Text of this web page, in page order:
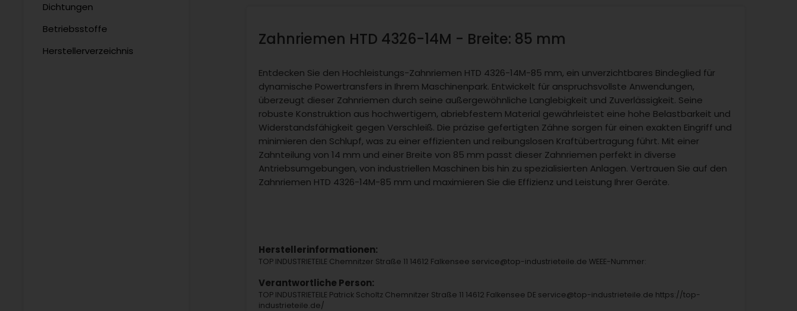
Dichtungen
Betriebsstoffe
Herstellerverzeichnis
Zahnriemen HTD 4326-14M - Breite: 85 mm
Entdecken Sie den Hochleistungs-Zahnriemen HTD 4326-14M-85 mm, ein unverzichtbares Bindeglied für
dynamische Powertransfers in Ihrem Maschinenpark. Entwickelt für anspruchsvollste Anwendungen,
überzeugt dieser Zahnriemen durch seine außergewöhnliche Langlebigkeit und Zuverlässigkeit. Seine
robuste Konstruktion aus hochwertigem, abriebfestem Material gewährleistet eine hohe Belastbarkeit und
Widerstandsfähigkeit gegen Verschleiß. Die präzise gefertigten Zähne sorgen für einen exakten Eingriff und
minimieren den Schlupf, was zu einer effizienten und reibungslosen Kraftübertragung führt. Mit einer
Zahnteilung von 14 mm und einer Breite von 85 mm passt dieser Zahnriemen perfekt in diverse
Antriebsumgebungen, von industriellen Maschinen bis hin zu spezialisierten Anlagen. Vertrauen Sie auf den
Zahnriemen HTD 4326-14M-85 mm und maximieren Sie die Effizienz und Leistung Ihrer Geräte.
Herstellerinformationen:
TOP INDUSTRIETEILE Chemnitzer Straße 11 14612 Falkensee service@top-industrieteile.de WEEE-Nummer:
Verantwortliche Person:
TOP INDUSTRIETEILE Patrick Scholtz Chemnitzer Straße 11 14612 Falkensee DE service@top-industrieteile.de https://top-
industrieteile.de/